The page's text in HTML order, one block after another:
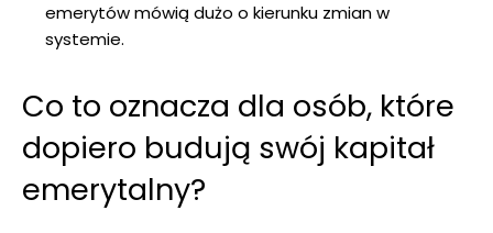
emerytów mówią dużo o kierunku zmian w
systemie.
Co to oznacza dla osób, które
dopiero budują swój kapitał
emerytalny?